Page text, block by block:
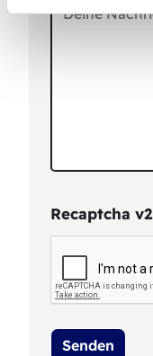
Recaptcha v2